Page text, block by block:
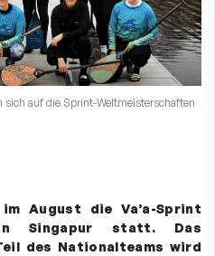
sich auf die Sprint-Weltmeisterschaften
August die Va’a-Sprint
in Singapur statt. Das
des Nationalteams wird